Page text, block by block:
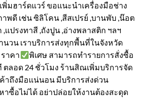
มฮาร์ดแวร์ ขอแนะนำเครื่องมือช่าง
ดี เช่น ซิลิโคน ,สีสเปรย์ ,บานพับ ,น๊อต
,แปรงทาสี ,ถังปูน ,อ่างพลาสติก ฯลฯ
วน เราบริการส่งทุกพื้นที่ในจังหวัด
าคา
พิเศษ สามารถทำรายการสั่งซื้อ
ตลอด 24 ชั่วโมง ร้านสิณเพิ่มบริการจัด
าถึงมือแน่นอน มีบริการส่งด่วน
ซื้อไม่ได้ อย่าปล่อยให้งานต้องสะดุด